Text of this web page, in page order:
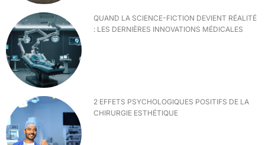
QUAND LA SCIENCE-FICTION DEVIENT RÉALITÉ
: LES DERNIÈRES INNOVATIONS MÉDICALES
2 EFFETS PSYCHOLOGIQUES POSITIFS DE LA
CHIRURGIE ESTHÉTIQUE